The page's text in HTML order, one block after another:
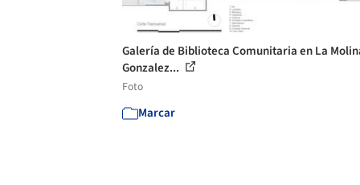
Galería de Biblioteca Comunitaria en La
Gonzalez...
Foto
Marcar